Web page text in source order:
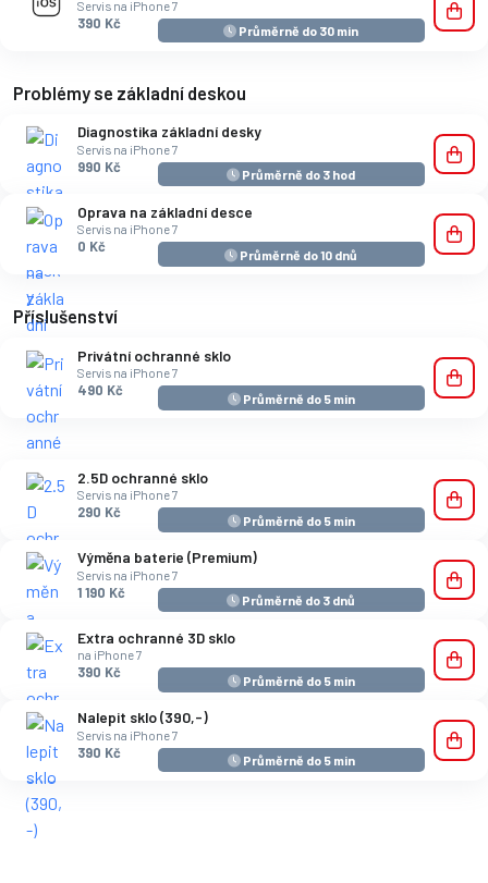
Servis na iPhone 7
390 Kč
Průměrně do 30 min
Problémy se základní deskou
Diagnostika základní desky
Servis na iPhone 7
990 Kč
Průměrně do 3 hod
Oprava na základní desce
Servis na iPhone 7
0 Kč
Průměrně do 10 dnů
Příslušenství
Privátní ochranné sklo
Servis na iPhone 7
490 Kč
Průměrně do 5 min
2.5D ochranné sklo
Servis na iPhone 7
290 Kč
Průměrně do 5 min
Výměna baterie (Premium)
Servis na iPhone 7
1 190 Kč
Průměrně do 3 dnů
Extra ochranné 3D sklo
na iPhone 7
390 Kč
Průměrně do 5 min
Nalepit sklo (390,-)
Servis na iPhone 7
390 Kč
Průměrně do 5 min